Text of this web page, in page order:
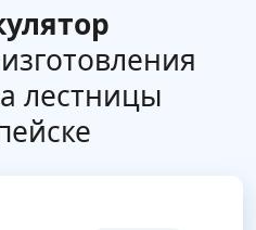
изготовления
лестницы